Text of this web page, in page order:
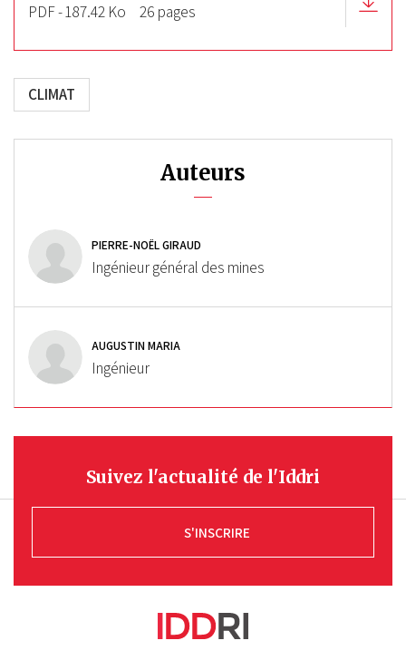
PDF - 187.42 Ko
26 pages
CLIMAT
Auteurs
PIERRE-NOËL GIRAUD
Ingénieur général des mines
AUGUSTIN MARIA
Ingénieur
Suivez l'actualité de l'Iddri
S'INSCRIRE